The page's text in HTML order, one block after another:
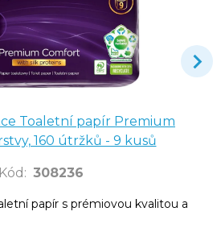
Toaletní papír Premium
160 útržků - 9 kusů
Kód : 308236
papír s prémiovou kvalitou a